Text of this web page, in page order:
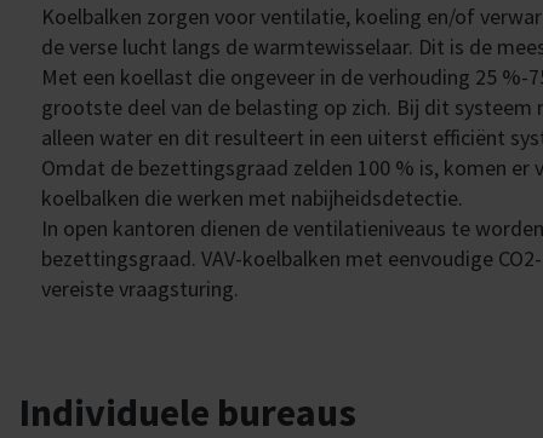
Koelbalken zorgen voor ventilatie, koeling en/of
de verse lucht langs de warmtewisselaar. Dit is de
Met een koellast die ongeveer in de verhouding 25
grootste deel van de belasting op zich. Bij dit
alleen water en dit resulteert in een uiterst efficiënt
Omdat de bezettingsgraad zelden 100 % is, komen er
koelbalken die werken met nabijheidsdetectie.
In open kantoren dienen de ventilatieniveaus te
bezettingsgraad. VAV-koelbalken met eenvoudige CO2
vereiste vraagsturing.
Individuele bureaus